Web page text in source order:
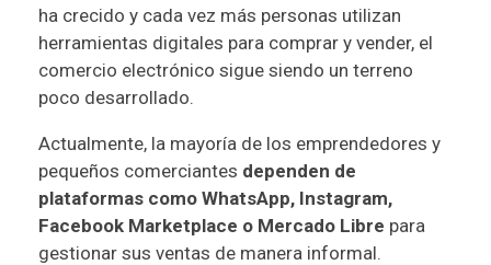
ha crecido y cada vez más personas utilizan
herramientas digitales para comprar y vender, el
comercio electrónico sigue siendo un terreno
poco desarrollado.
Actualmente, la mayoría de los emprendedores y
pequeños comerciantes dependen de
plataformas como WhatsApp, Instagram,
Facebook Marketplace o Mercado Libre para
gestionar sus ventas de manera informal.